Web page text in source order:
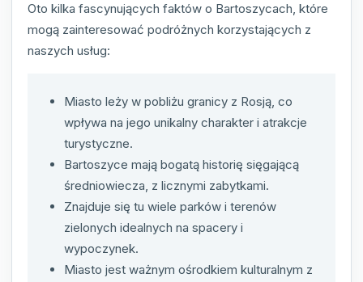
Oto kilka fascynujących faktów o Bartoszycach, które
mogą zainteresować podróżnych korzystających z
naszych usług:
Miasto leży w pobliżu granicy z Rosją, co
wpływa na jego unikalny charakter i atrakcje
turystyczne.
Bartoszyce mają bogatą historię sięgającą
średniowiecza, z licznymi zabytkami.
Znajduje się tu wiele parków i terenów
zielonych idealnych na spacery i
wypoczynek.
Miasto jest ważnym ośrodkiem kulturalnym z